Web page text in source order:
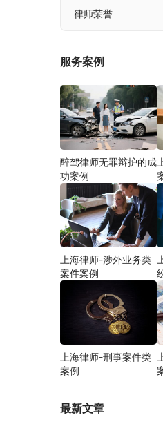
律师荣誉
服务案例
醉驾律师无罪辩护的成
功案例
上海律师-涉外业务类
案件案例
上海律师-刑事案件类
案例
最新文章